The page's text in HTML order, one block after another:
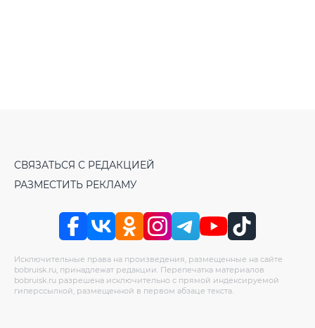
СВЯЗАТЬСЯ С РЕДАКЦИЕЙ
РАЗМЕСТИТЬ РЕКЛАМУ
Исключительные права на произведения, размещенные на сайте
bobruisk.ru, принадлежат редакции. Перепечатка материалов
bobruisk.ru разрешена исключительно с прямой индексируемой
гиперссылкой, размещенной в первом абзаце текста.